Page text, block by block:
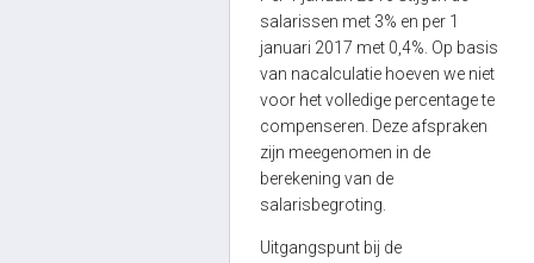
salarissen met 3% en per 1
januari 2017 met 0,4%. Op basis
van nacalculatie hoeven we niet
voor het volledige percentage te
compenseren. Deze afspraken
zijn meegenomen in de
berekening van de
salarisbegroting.
Uitgangspunt bij de